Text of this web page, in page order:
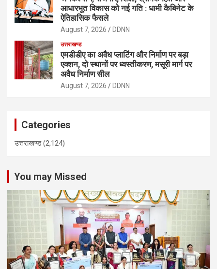
आधारभूत विकास को नई गति : धामी कैबिनेट के
ऐतिहासिक फैसले
August 7, 2026 DDNN
उत्तराखण्ड
एमडीडीए का अवैध प्लाटिंग और निर्माण पर बड़ा
एक्शन, दो स्थानों पर ध्वस्तीकरण, मसूरी मार्ग पर
अवैध निर्माण सील
August 7, 2026 DDNN
Categories
उत्तराखण्ड(2,124)
You may Missed